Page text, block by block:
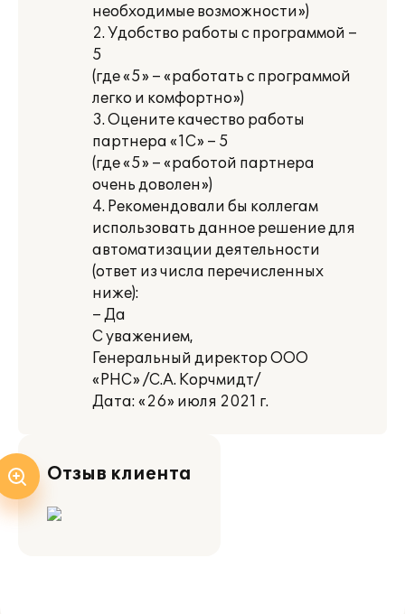
необходимые возможности»)
2. Удобство работы с программой –
5
(где «5» – «работать с программой
легко и комфортно»)
3. Оцените качество работы
партнера «1С» – 5
(где «5» – «работой партнера
очень доволен»)
4. Рекомендовали бы коллегам
использовать данное решение для
автоматизации деятельности
(ответ из числа перечисленных
ниже):
– Да
С уважением,
Генеральный директор ООО
«РНС» /С.А. Корчмидт/
Дата: «26» июля 2021 г.
Отзыв клиента